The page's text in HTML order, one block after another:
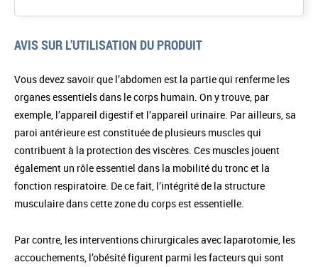
AVIS SUR L’UTILISATION DU PRODUIT
Vous devez savoir que l’abdomen est la partie qui renferme les
organes essentiels dans le corps humain. On y trouve, par
exemple, l’appareil digestif et l’appareil urinaire. Par ailleurs, sa
paroi antérieure est constituée de plusieurs muscles qui
contribuent à la protection des viscères. Ces muscles jouent
également un rôle essentiel dans la mobilité du tronc et la
fonction respiratoire. De ce fait, l’intégrité de la structure
musculaire dans cette zone du corps est essentielle.
Par contre, les interventions chirurgicales avec laparotomie, les
accouchements, l’obésité figurent parmi les facteurs qui sont